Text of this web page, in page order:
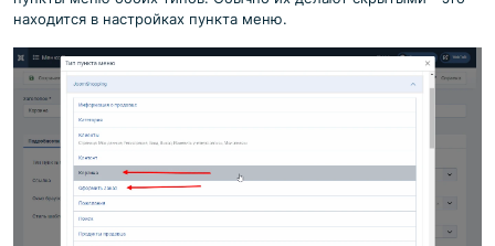
находится в настройках пункта меню.